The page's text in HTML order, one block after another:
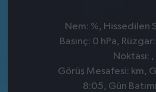
Nem: %, Hissedilen
Basınç: 0 hPa,
Noktası: ,
Görüş Mesafesi: km,
8:05, Gün